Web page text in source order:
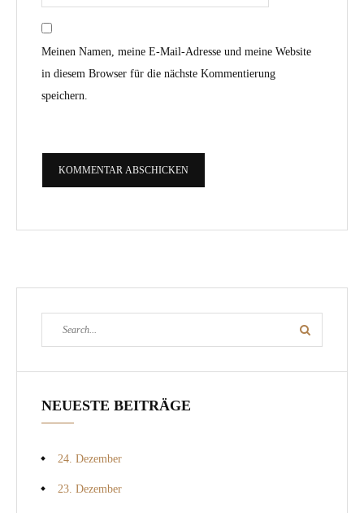
Meinen Namen, meine E-Mail-Adresse und meine Website
in diesem Browser für die nächste Kommentierung
speichern.
for:
Search
NEUESTE BEITRÄGE
24. Dezember
23. Dezember